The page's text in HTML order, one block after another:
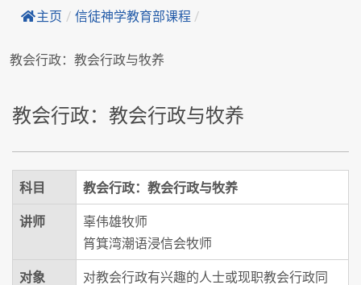
主页 / 信徒神学教育部课程 /
教会行政：教会行政与牧养
教会行政：教会行政与牧养
科目 教会行政：教会行政与牧养
讲师
辜伟雄牧师
筲箕湾潮语浸信会牧师
对象
对教会行政有兴趣的人士或现职教会行政同